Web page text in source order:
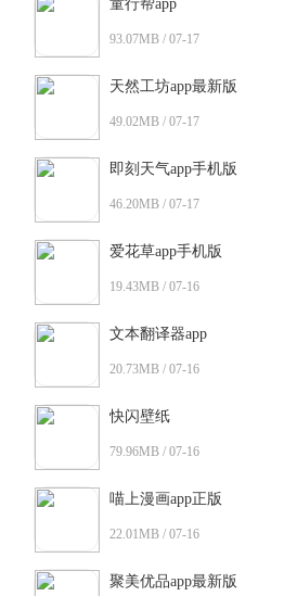
童行帮app
93.07MB / 07-17
天然工坊app最新版
49.02MB / 07-17
即刻天气app手机版
46.20MB / 07-17
爱花草app手机版
19.43MB / 07-16
文本翻译器app
20.73MB / 07-16
快闪壁纸
79.96MB / 07-16
喵上漫画app正版
22.01MB / 07-16
聚美优品app最新版